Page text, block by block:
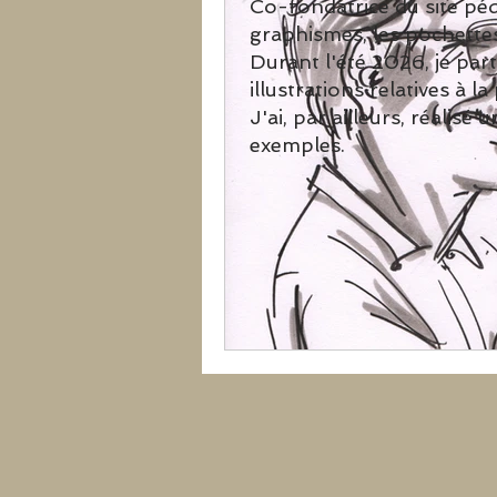
Co-fondatrice du site
graphismes, les
Durant l'été 2026, je
illustrations relatives à
J'ai, par ailleurs, réalisé
exemples.​